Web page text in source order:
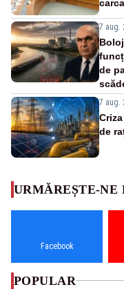
7 aug.
de
7 aug.
de
URMĂREȘTE-NE
Facebook
POPULAR